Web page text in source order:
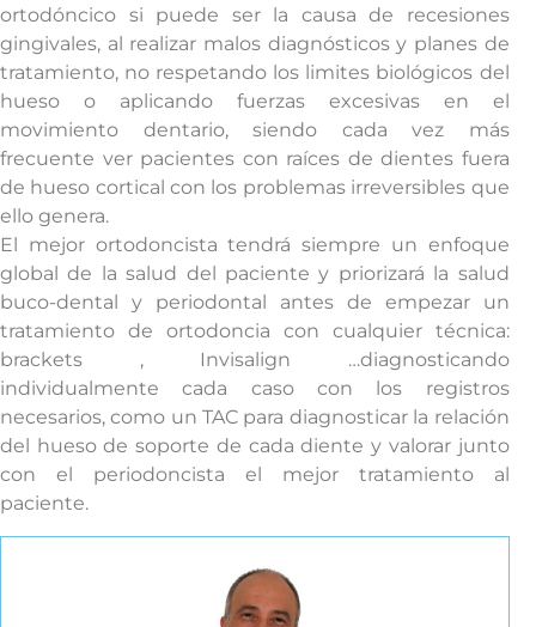
ortodóncico si puede ser la causa de recesiones
gingivales, al realizar malos diagnósticos y planes de
tratamiento, no respetando los limites biológicos del
hueso o aplicando fuerzas excesivas en el
movimiento dentario, siendo cada vez más
frecuente ver pacientes con raíces de dientes fuera
de hueso cortical con los problemas irreversibles que
ello genera.
El mejor ortodoncista tendrá siempre un enfoque
global de la salud del paciente y priorizará la salud
buco-dental y periodontal antes de empezar un
tratamiento de ortodoncia con cualquier técnica:
brackets , Invisalign …diagnosticando
individualmente cada caso con los registros
necesarios, como un TAC para diagnosticar la relación
del hueso de soporte de cada diente y valorar junto
con el periodoncista el mejor tratamiento al
paciente.